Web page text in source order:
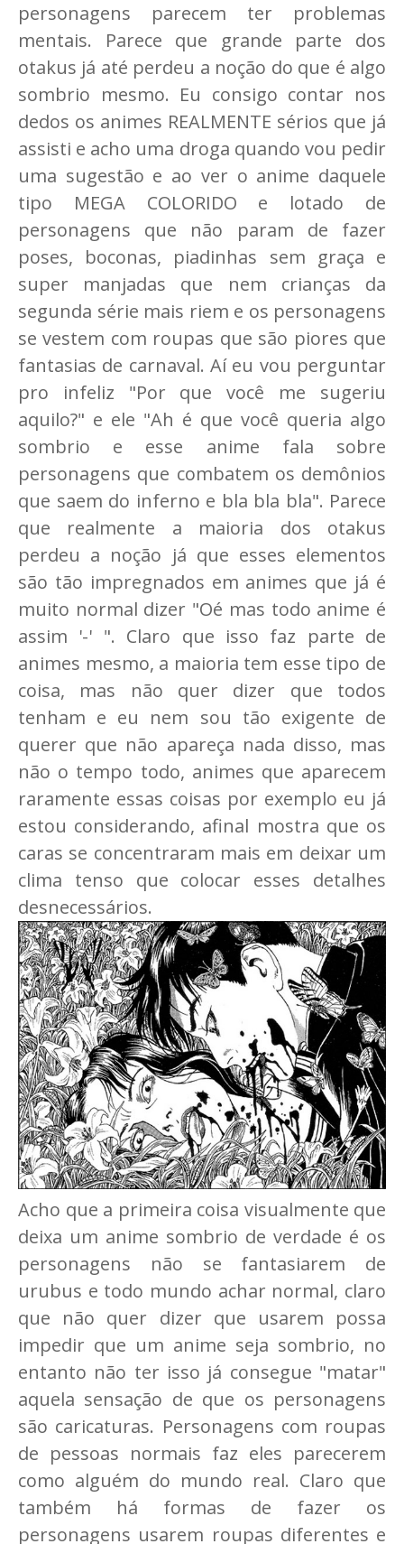
personagens parecem ter problemas
mentais. Parece que grande parte dos
otakus já até perdeu a noção do que é algo
sombrio mesmo. Eu consigo contar nos
dedos os animes REALMENTE sérios que já
assisti e acho uma droga quando vou pedir
uma sugestão e ao ver o anime daquele
tipo MEGA COLORIDO e lotado de
personagens que não param de fazer
poses, boconas, piadinhas sem graça e
super manjadas que nem crianças da
segunda série mais riem e os personagens
se vestem com roupas que são piores que
fantasias de carnaval. Aí eu vou perguntar
pro infeliz "Por que você me sugeriu
aquilo?" e ele "Ah é que você queria algo
sombrio e esse anime fala sobre
personagens que combatem os demônios
que saem do inferno e bla bla bla". Parece
que realmente a maioria dos otakus
perdeu a noção já que esses elementos
são tão impregnados em animes que já é
muito normal dizer "Oé mas todo anime é
assim '-' ". Claro que isso faz parte de
animes mesmo, a maioria tem esse tipo de
coisa, mas não quer dizer que todos
tenham e eu nem sou tão exigente de
querer que não apareça nada disso, mas
não o tempo todo, animes que aparecem
raramente essas coisas por exemplo eu já
estou considerando, afinal mostra que os
caras se concentraram mais em deixar um
clima tenso que colocar esses detalhes
desnecessários.
Acho que a primeira coisa visualmente que
deixa um anime sombrio de verdade é os
personagens não se fantasiarem de
urubus e todo mundo achar normal, claro
que não quer dizer que usarem possa
impedir que um anime seja sombrio, no
entanto não ter isso já consegue "matar"
aquela sensação de que os personagens
são caricaturas. Personagens com roupas
de pessoas normais faz eles parecerem
como alguém do mundo real. Claro que
também há formas de fazer os
personagens usarem roupas diferentes e